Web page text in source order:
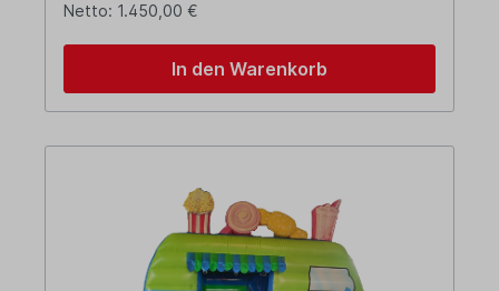
Netto: 1.450,00 €
In den Warenkorb